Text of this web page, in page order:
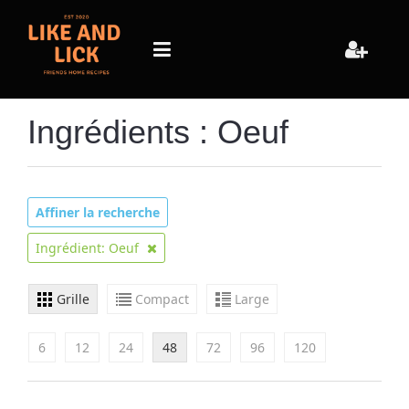
Ingrédients : Oeuf
Affiner la recherche
Ingrédient: Oeuf
Grille Compact Large
6 12 24 48 72 96 120